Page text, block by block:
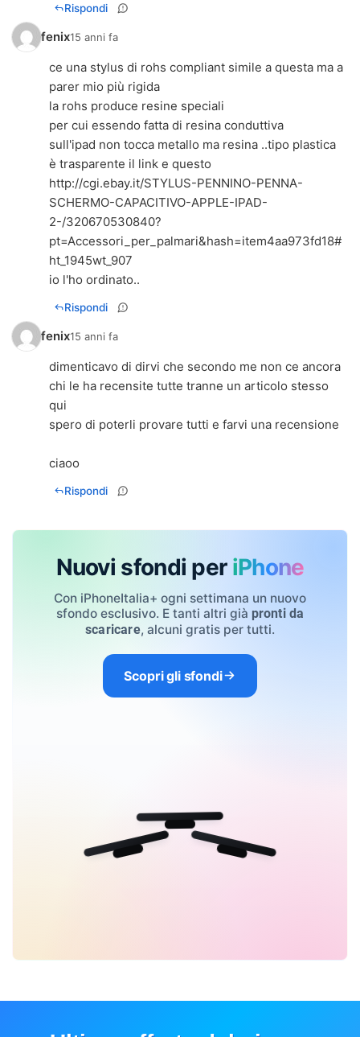
Rispondi
fenix15 anni fa
ce una stylus di rohs compliant simile a questa ma a
parer mio più rigida
la rohs produce resine speciali
per cui essendo fatta di resina conduttiva
sull'ipad non tocca metallo ma resina ..tipo plastica
è trasparente il link e questo
http://cgi.ebay.it/STYLUS-PENNINO-PENNA-
SCHERMO-CAPACITIVO-APPLE-IPAD-
2-/320670530840?
pt=Accessori_per_palmari&hash=item4aa973fd18#
ht_1945wt_907
io l'ho ordinato..
Rispondi
fenix15 anni fa
dimenticavo di dirvi che secondo me non ce ancora
chi le ha recensite tutte tranne un articolo stesso
qui
spero di poterli provare tutti e farvi una recensione
ciaoo
Rispondi
Nuovi sfondi per iPhone
Con iPhoneItalia+ ogni settimana un nuovo
sfondo esclusivo. E tanti altri già pronti da
scaricare, alcuni gratis per tutti.
Scopri gli sfondi